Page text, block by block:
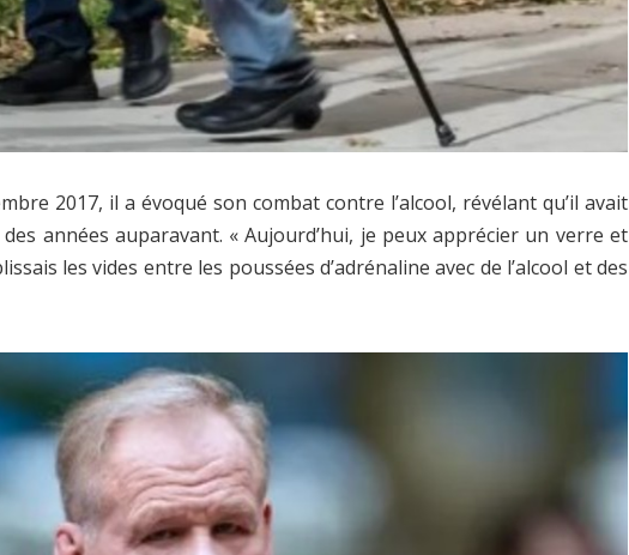
2017, il a évoqué son combat contre l’alcool, révélant qu’il avait
années auparavant. « Aujourd’hui, je peux apprécier un verre et
les vides entre les poussées d’adrénaline avec de l’alcool et des